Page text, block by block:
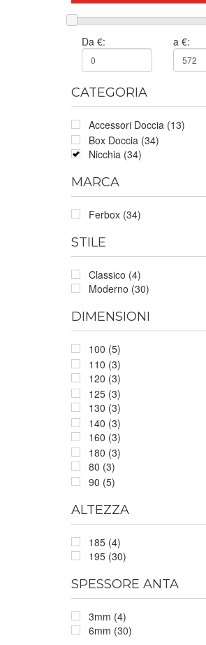
Da €: a €:
CATEGORIA
Accessori Doccia (13)
Box Doccia (34)
Nicchia (34)
MARCA
Ferbox (34)
STILE
Classico (4)
Moderno (30)
DIMENSIONI
100 (5)
110 (3)
120 (3)
125 (3)
130 (3)
140 (3)
160 (3)
180 (3)
80 (3)
90 (5)
ALTEZZA
185 (4)
195 (30)
SPESSORE ANTA
3mm (4)
6mm (30)